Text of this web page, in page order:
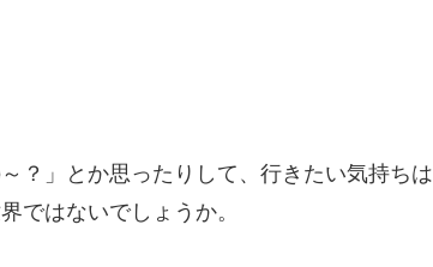
？」とか思ったりして、行きたい気持ちは
ではないでしょうか。